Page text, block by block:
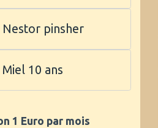
Nestor pinsher
Miel 10 ans
1 Euro par mois